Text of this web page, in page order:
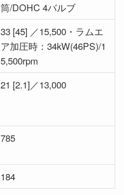
筒/DOHC 4バルブ
33 [45] ／15,500・ラムエ
ア加圧時：34kW(46PS)/1
5,500rpm
21 [2.1]／13,000
785
184